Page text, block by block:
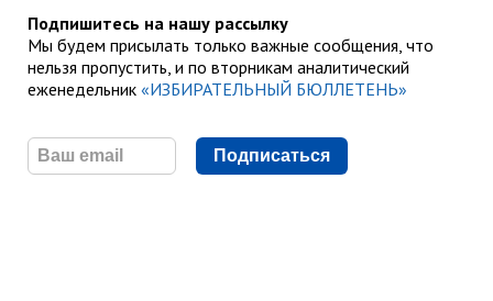
Подпишитесь на нашу рассылку
Мы будем присылать только важные сообщения, что
нельзя пропустить, и по вторникам аналитический
еженедельник «ИЗБИРАТЕЛЬНЫЙ БЮЛЛЕТЕНЬ»
Подписаться